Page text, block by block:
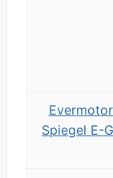
Spiegel E-